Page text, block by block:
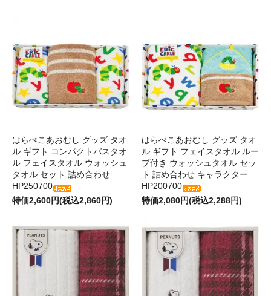
はらぺこあおむし グッズ タオ
ル ギフト コンパクトバスタオ
ル フェイスタオル ウォッシュ
タオル セット 詰め合わせ
HP250700
特価2,600円(税込2,860円)
はらぺこあおむし グッズ タオ
ル ギフト フェイスタオル ルー
プ付き ウォッシュタオル セッ
ト 詰め合わせ キャラクター
HP200700
特価2,080円(税込2,288円)